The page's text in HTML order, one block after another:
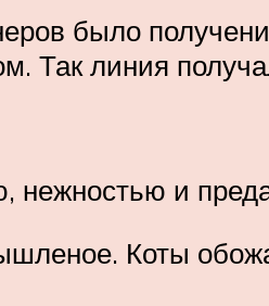
было
Так линия
нежностью и
Коты